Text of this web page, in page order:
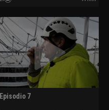
Episodio 7